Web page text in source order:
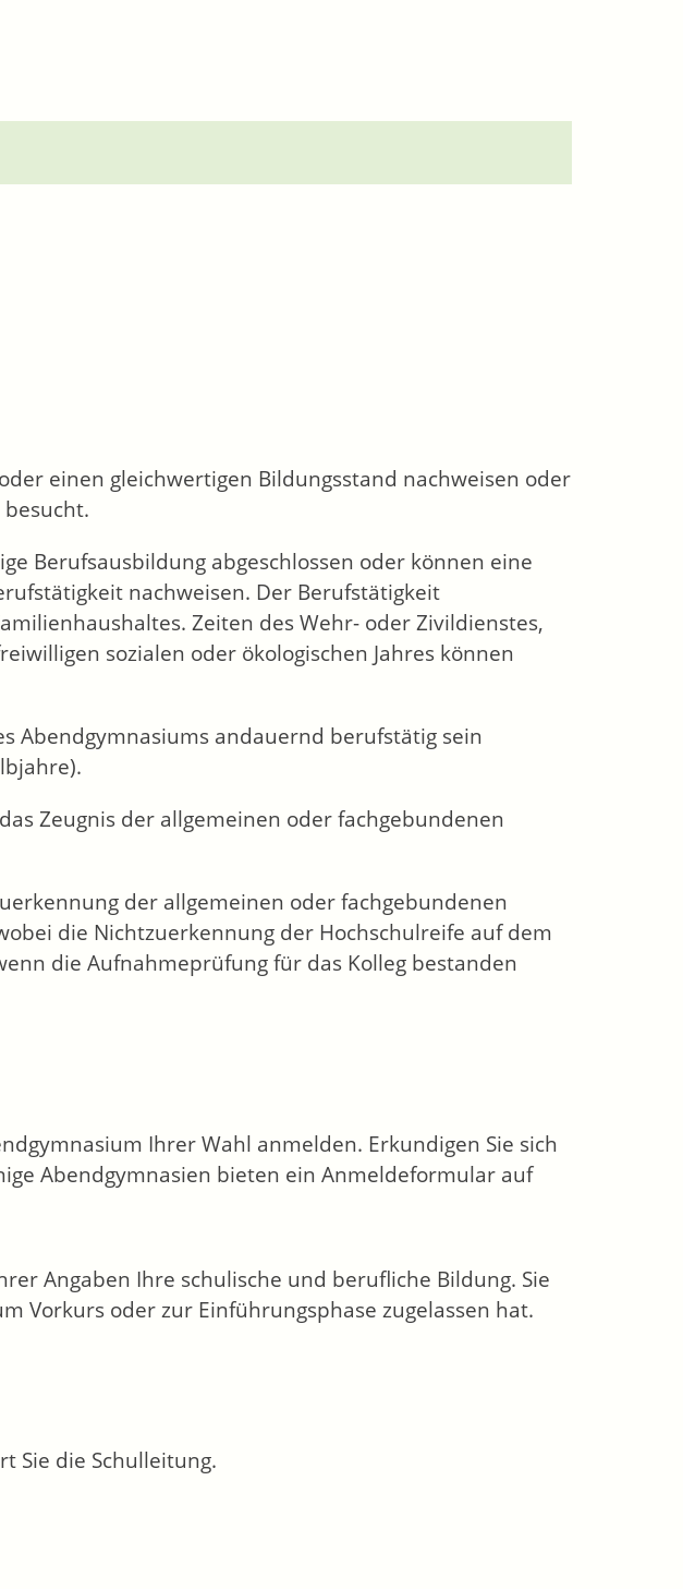
einen gleichwertigen Bildungsstand nachweisen oder
Berufsausbildung abgeschlossen oder können eine
nachweisen. Der Berufstätigkeit
Zeiten des Wehr- oder Zivildienstes,
sozialen oder ökologischen Jahres können
Abendgymnasiums andauernd berufstätig sein
Zeugnis der allgemeinen oder fachgebundenen
der allgemeinen oder fachgebundenen
die Nichtzuerkennung der Hochschulreife auf dem
die Aufnahmeprüfung für das Kolleg bestanden
Ihrer Wahl anmelden. Erkundigen Sie sich
Abendgymnasien bieten ein Anmeldeformular auf
Angaben Ihre schulische und berufliche Bildung. Sie
Vorkurs oder zur Einführungsphase zugelassen hat.
Sie die Schulleitung.